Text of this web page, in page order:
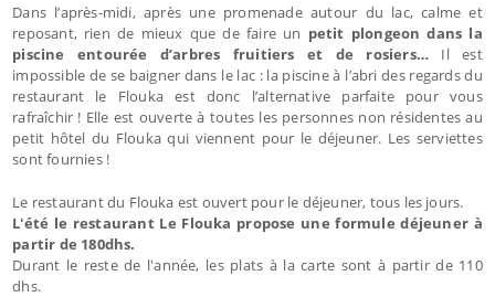
Dans l’après-midi, après une promenade autour du lac, calme et
reposant, rien de mieux que de faire un petit plongeon dans la
piscine entourée d’arbres fruitiers et de rosiers… Il est
impossible de se baigner dans le lac : la piscine à l’abri des regards du
restaurant le Flouka est donc l’alternative parfaite pour vous
rafraîchir ! Elle est ouverte à toutes les personnes non résidentes au
petit hôtel du Flouka qui viennent pour le déjeuner. Les serviettes
sont fournies !
Le restaurant du Flouka est ouvert pour le déjeuner, tous les jours.
L'été le restaurant Le Flouka propose une formule déjeuner à
partir de 180dhs.
Durant le reste de l'année, les plats à la carte sont à partir de 110
dhs.